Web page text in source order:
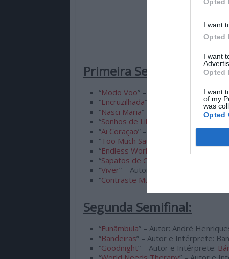
I want
Opted
I want
Opted
I want
of my
was
Opted
Primeira Semifinal:
“Modo Voo” – Autor e Intérprete:
“Encruzilhada” – Autor e Intérprete:
“Nasci Maria” – Autor e Intérprete:
“Sonhos de Liberdade
” – Autor:
“Ai Coração” – Autor e Intérprete:
“Too Much Sauce
” – Autor e
“Endless World
“Sapatos de Cimento
“Viver” – Autor e Intérprete: SAL;
“Contraste Mudo
Segunda Semifinal:
“Funâmbula” – Autor: André
“Bandeiras” – Autor e Intérprete:
“Goodnight” – Autor e Intérprete: